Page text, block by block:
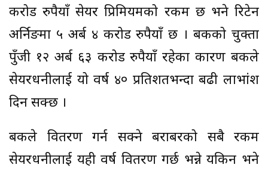
करोड रुपैयाँ सेयर प्रिमियमको रकम छ भने रिटेन
अर्निङमा ५ अर्ब ४ करोड रुपैयाँ छ । बैंकको चुक्ता
पुँजी १२ अर्ब ६३ करोड रुपैयाँ रहेका कारण बैंकले
सेयरधनीलाई यो वर्ष ४० प्रतिशतभन्दा बढी लाभांश
दिन सक्छ ।
बैंकले वितरण गर्न सक्ने बराबरको सबै रकम
सेयरधनीलाई यही वर्ष वितरण गर्छ भन्ने यकिन भने